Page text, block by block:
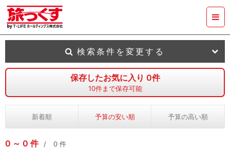
保存したお気に入り 0件
10件まで保存可能
新着順 予算の安い順 予算の高い順
0 0 件 0 件
検索条件を変更する